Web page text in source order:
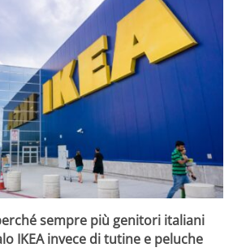
sempre più genitori italiani
IKEA invece di tutine e peluche